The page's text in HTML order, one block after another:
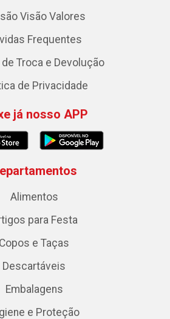
Visão Valores
Frequentes
Troca e Devolução
de Privacidade
já nosso APP
Alimentos
para Festa
Copos e Taças
Descartáveis
Embalagens
e Proteção